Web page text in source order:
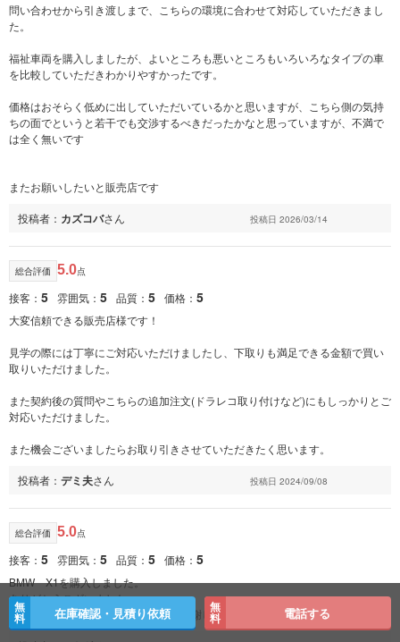
問い合わせから引き渡しまで、こちらの環境に合わせて対応していただきまし
た。
福祉車両を購入しましたが、よいところも悪いところもいろいろなタイプの車
を比較していただきわかりやすかったです。
価格はおそらく低めに出していただいているかと思いますが、こちら側の気持
ちの面でというと若干でも交渉するべきだったかなと思っていますが、不満で
は全く無いです
またお願いしたいと販売店です
投稿者： カズコバさん 投稿日 2026/03/14
総合評価 5.0点
接客： 5 雰囲気： 5 品質： 5 価格： 5
大変信頼できる販売店様です！
見学の際には丁寧にご対応いただけましたし、下取りも満足できる金額で買い
取りいただけました。
また契約後の質問やこちらの追加注文(ドラレコ取り付けなど)にもしっかりとご
対応いただけました。
また機会ございましたらお取り引きさせていただきたく思います。
投稿者： デミ夫さん 投稿日 2024/09/08
総合評価 5.0点
接客： 5 雰囲気： 5 品質： 5 価格： 5
BMW X1を購入しました。
ありがとうございました。
大変丁寧な対応をして頂きまして、感謝しております。
無
料 在庫確認・見積り依頼 無
料 電話する